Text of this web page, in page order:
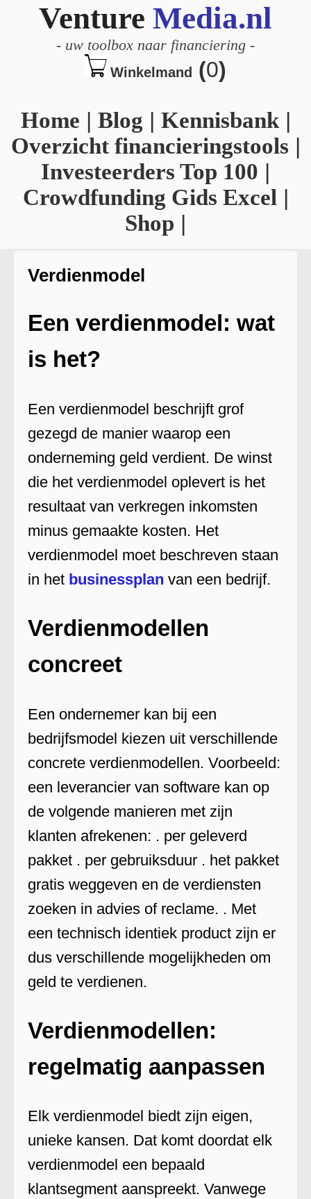
Venture Media.nl
- uw toolbox naar financiering -
Winkelmand (0)
Home | Blog | Kennisbank|
Overzicht financieringstools |
Investeerders Top 100 |
Crowdfunding Gids Excel |
Shop |
Verdienmodel
Een verdienmodel: wat
is het?
Een verdienmodel beschrijft grof
gezegd de manier waarop een
onderneming geld verdient. De winst
die het verdienmodel oplevert is het
resultaat van verkregen inkomsten
minus gemaakte kosten. Het
verdienmodel moet beschreven staan
in het businessplan van een bedrijf.
Verdienmodellen
concreet
Een ondernemer kan bij een
bedrijfsmodel kiezen uit verschillende
concrete verdienmodellen. Voorbeeld:
een leverancier van software kan op
de volgende manieren met zijn
klanten afrekenen: . per geleverd
pakket . per gebruiksduur . het pakket
gratis weggeven en de verdiensten
zoeken in advies of reclame. . Met
een technisch identiek product zijn er
dus verschillende mogelijkheden om
geld te verdienen.
Verdienmodellen:
regelmatig aanpassen
Elk verdienmodel biedt zijn eigen,
unieke kansen. Dat komt doordat elk
verdienmodel een bepaald
klantsegment aanspreekt. Vanwege